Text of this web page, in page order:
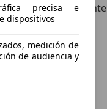
pero posiblemente
vehículos
precisa e
dispositivos
medición de
de audiencia y